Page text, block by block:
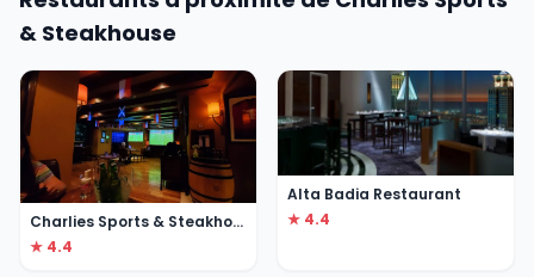
& Steakhouse
Charlies Sports & Steakhouse
★ 4.4
Alta Badia Restaurant
★ 4.4